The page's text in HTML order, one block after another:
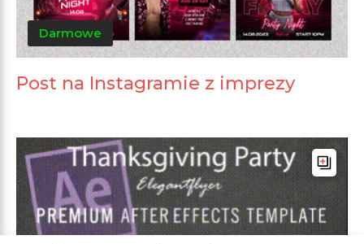
Darmowe
Post na Instagramie z imprezy